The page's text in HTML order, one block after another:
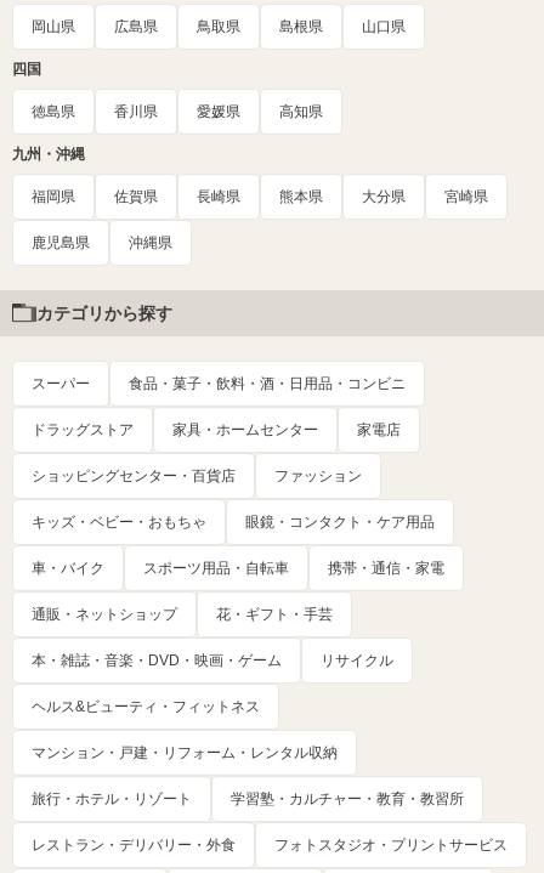
岡山県 広島県 鳥取県 島根県 山口県
四国
徳島県 香川県 愛媛県 高知県
九州・沖縄
福岡県 佐賀県 長崎県 熊本県 大分県 宮崎県
鹿児島県 沖縄県
カテゴリから探す
スーパー 食品・菓子・飲料・酒・日用品・コンビニ
ドラッグストア 家具・ホームセンター 家電店
ショッピングセンター・百貨店 ファッション
キッズ・ベビー・おもちゃ 眼鏡・コンタクト・ケア用品
車・バイク スポーツ用品・自転車 携帯・通信・家電
通販・ネットショップ 花・ギフト・手芸
本・雑誌・音楽・DVD・映画・ゲーム リサイクル
ヘルス&ビューティ・フィットネス
マンション・戸建・リフォーム・レンタル収納
旅行・ホテル・リゾート 学習塾・カルチャー・教育・教習所
レストラン・デリバリー・外食 フォトスタジオ・プリントサービス